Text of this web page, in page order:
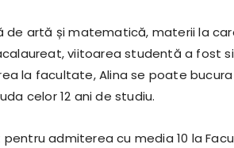
de artă și matematică, materii la
viitoarea studentă a fost
la facultate, Alina se poate
celor 12 ani de studiu.
pentru admiterea cu media 10 la